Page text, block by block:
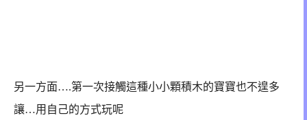
另一方面….第一次接觸這種小小顆積木的寶寶也不遑多
讓…用自己的方式玩呢